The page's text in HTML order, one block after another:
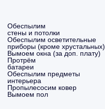
Обеспылим
стены и потолки
Обеспылим осветительные
приборы (кроме хрустальных)
Вымоем окна (за доп. плату)
Протрём
батареи
Обеспылим предметы
интерьера
Пропылесосим ковер
Вымоем пол